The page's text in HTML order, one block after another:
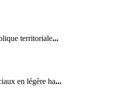
territoriale...
en légère ha...